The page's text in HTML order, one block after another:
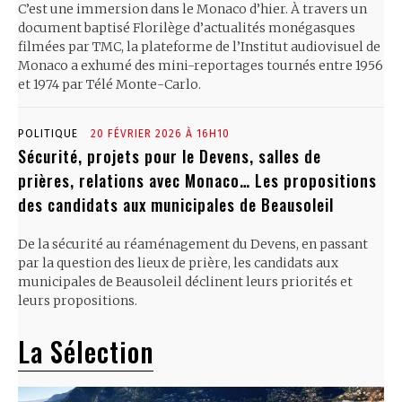
C’est une immersion dans le Monaco d’hier. À travers un
document baptisé Florilège d’actualités monégasques
filmées par TMC, la plateforme de l’Institut audiovisuel de
Monaco a exhumé des mini-reportages tournés entre 1956
et 1974 par Télé Monte-Carlo.
POLITIQUE 20 FÉVRIER 2026 À 16H10
Sécurité, projets pour le Devens, salles de
prières, relations avec Monaco… Les propositions
des candidats aux municipales de Beausoleil
De la sécurité au réaménagement du Devens, en passant
par la question des lieux de prière, les candidats aux
municipales de Beausoleil déclinent leurs priorités et
leurs propositions.
La Sélection